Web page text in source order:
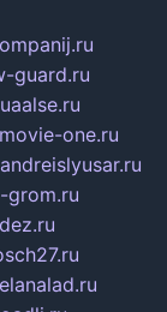
guard.ru
aalse.ru
movie-one.ru
andreislyusar.ru